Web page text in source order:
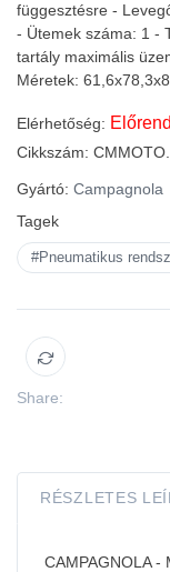
függesztésre -
- Ütemek száma: 1 -
tartály maximális
Méretek:
Elérhetőség:
Cikkszám:
Gyártó: Campagnola
Tagek
#Pneumatikus
Share:
RÉSZLETES
CAMPAGNOLA